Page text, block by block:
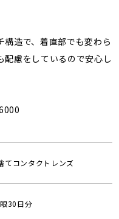
造で、着直部でも変わら
配慮をしているので安心し
てコンタクトレンズ
30日分